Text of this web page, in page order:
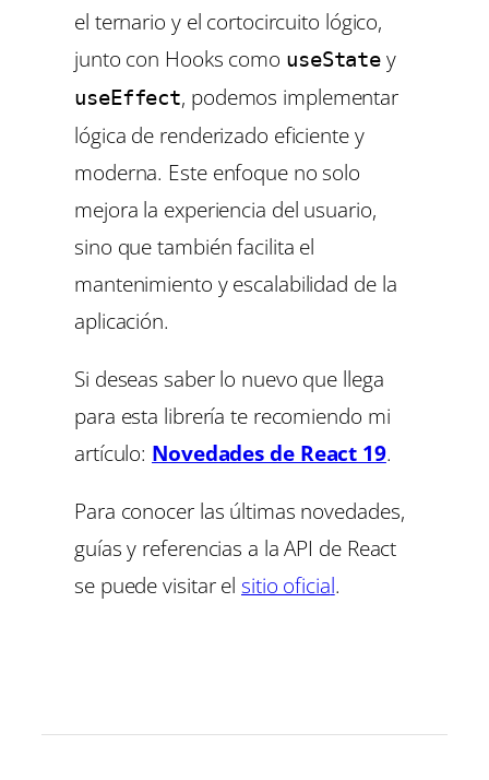
el ternario y el cortocircuito lógico,
junto con Hooks como useState y
useEffect, podemos implementar
lógica de renderizado eficiente y
moderna. Este enfoque no solo
mejora la experiencia del usuario,
sino que también facilita el
mantenimiento y escalabilidad de la
aplicación.
Si deseas saber lo nuevo que llega
para esta librería te recomiendo mi
artículo: Novedades de React 19.
Para conocer las últimas novedades,
guías y referencias a la API de React
se puede visitar el sitio oficial.